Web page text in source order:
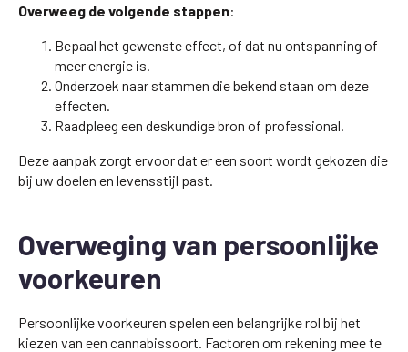
Overweeg de volgende stappen:
Bepaal het gewenste effect, of dat nu ontspanning of
meer energie is.
Onderzoek naar stammen die bekend staan om deze
effecten.
Raadpleeg een deskundige bron of professional.
Deze aanpak zorgt ervoor dat er een soort wordt gekozen die
bij uw doelen en levensstijl past.
Overweging van persoonlijke
voorkeuren
Persoonlijke voorkeuren spelen een belangrijke rol bij het
kiezen van een cannabissoort. Factoren om rekening mee te